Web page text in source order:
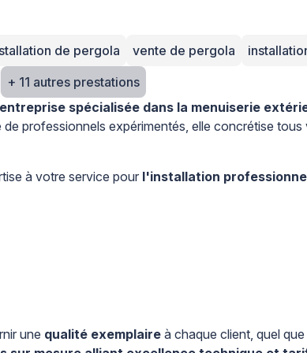
de pergola vente de pergola
+ 11 autres prestations
entreprise spécialisée dans la menuiserie
de professionnels expérimentés, elle concrétise
à votre service pour l'installation
une qualité exemplaire à chaque client, quel